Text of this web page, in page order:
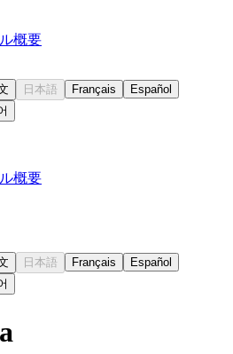
概要
日本語 Français
Español
概要
日本語 Français
Español